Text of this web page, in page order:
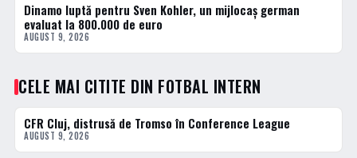
FOTBAL INTERN
Dinamo luptă pentru Sven Kohler, un mijlocaș german
evaluat la 800.000 de euro
AUGUST 9, 2026
CELE MAI CITITE DIN FOTBAL INTERN
1 · TOP
CFR Cluj, distrusă de Tromso în Conference League
AUGUST 9, 2026